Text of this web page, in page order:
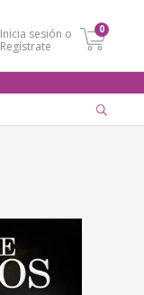
Inicia sesión o
Regístrate
0